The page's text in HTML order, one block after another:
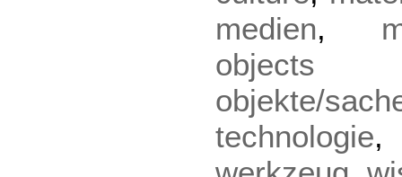
medien,
objekte/
technologie